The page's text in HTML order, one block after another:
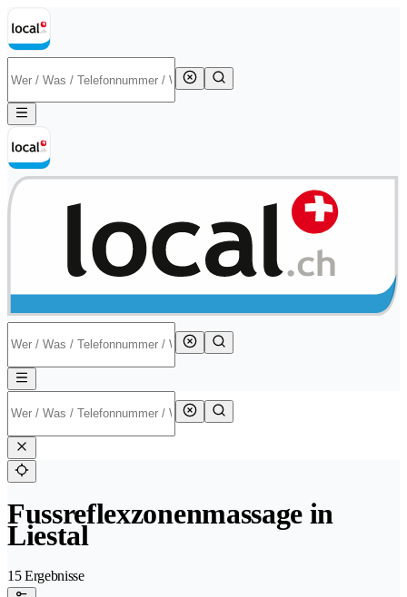
Fussreflexzonenmassage in
Liestal
15 Ergebnisse